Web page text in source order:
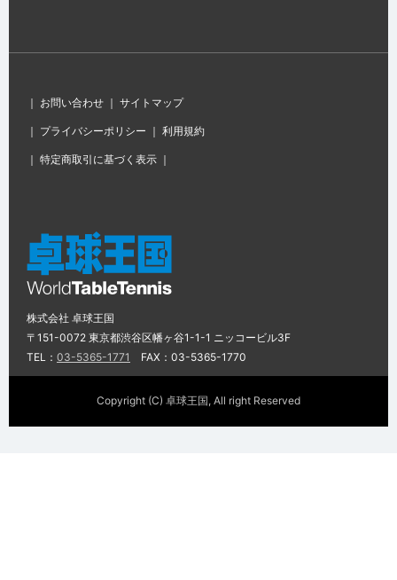
｜ お問い合わせ ｜ サイトマップ
｜ プライバシーポリシー ｜ 利用規約
｜ 特定商取引に基づく表示 ｜
株式会社 卓球王国
〒151-0072 東京都渋谷区幡ヶ谷1-1-1 ニッコービル3F
TEL： 03-5365-1771 FAX：03-5365-1770
Copyright (C) 卓球王国, All right Reserved